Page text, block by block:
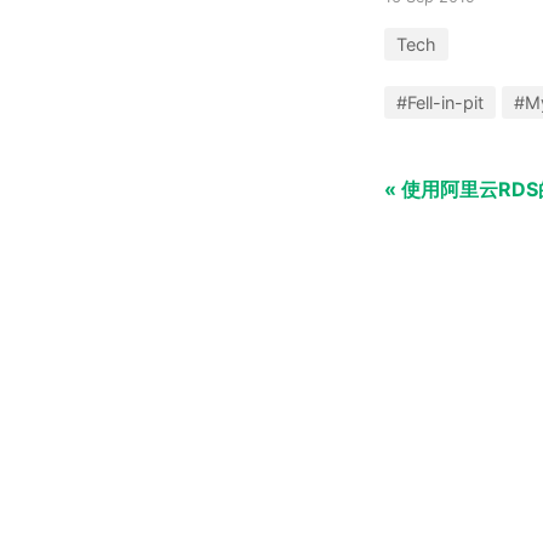
Tech
#Fell-in-pit
« 使用阿里云